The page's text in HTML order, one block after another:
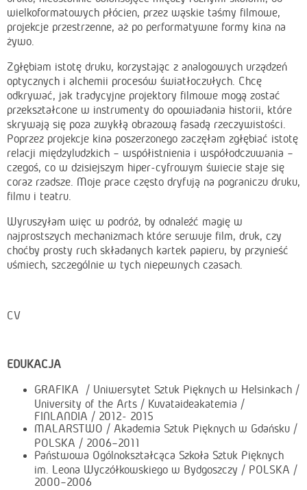
wielkoformatowych płócien, przez wąskie taśmy filmowe,
projekcje przestrzenne, aż po performatywne formy kina na
żywo.
Zgłębiam istotę druku, korzystając z analogowych urządzeń
optycznych i alchemii procesów światłoczułych. Chcę
odkrywać, jak tradycyjne projektory filmowe mogą zostać
przekształcone w instrumenty do opowiadania historii, które
skrywają się poza zwykłą obrazową fasadą rzeczywistości.
Poprzez projekcje kina poszerzonego zaczęłam zgłębiać istotę
relacji międzyludzkich – współistnienia i współodczuwania –
czegoś, co w dzisiejszym hiper-cyfrowym świecie staje się
coraz rzadsze. Moje prace często dryfują na pograniczu druku,
filmu i teatru.
Wyruszyłam więc w podróż, by odnaleźć magię w
najprostszych mechanizmach które serwuje film, druk, czy
choćby prosty ruch składanych kartek papieru, by przynieść
uśmiech, szczególnie w tych niepewnych czasach.
CV
EDUKACJA
GRAFIKA / Uniwersytet Sztuk Pięknych w Helsinkach /
University of the Arts / Kuvataideakatemia /
FINLANDIA / 2012­- 2015
MALARSTWO / Akademia Sztuk Pięknych w Gdańsku /
POLSKA / 2006–2011
Państwowa Ogólnokształcąca Szkoła Sztuk Pięknych
im. Leona Wyczółkowskiego w Bydgoszczy / POLSKA /
2000–2006